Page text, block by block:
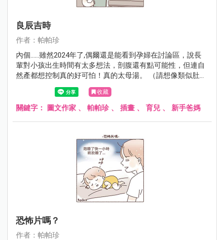
良辰吉時
作者：帕帕珍
內個......雖然2024年了,偶爾還是能看到孕婦在討論區，說長
輩對小孩出生時間有太多想法，剖腹還有點可能性，但連自
然產都想控制真的好可怕！真的太母湯。 （請想像類似肚子
痛又被車子輾過肚子，然後又想大便被要求憋住的感受）
收藏
關鍵字： 圖文作家 、 帕帕珍、 插畫 、 育兒 、 新手爸媽
恐怖片嗎？
作者：帕帕珍